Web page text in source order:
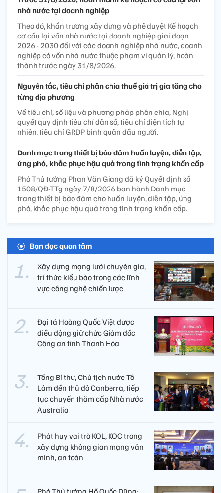
nhà nước tại doanh nghiệp
Theo đó, khẩn trương xây dựng và phê duyệt Kế hoạch
cơ cấu lại vốn nhà nước tại doanh nghiệp giai đoạn
2026 - 2030 đối với các doanh nghiệp nhà nước, doanh
nghiệp có vốn nhà nước thuộc phạm vi quản lý, hoàn
thành trước ngày 31/8/2026.
Nguyên tắc, tiêu chí phân chia thuế giá trị gia tăng cho
từng địa phương
Về tiêu chí, số liệu và phương pháp phân chia, Nghị
quyết quy định tiêu chí dân số, tiêu chí diện tích tự
nhiên, tiêu chí GRDP bình quân đầu người.
Danh mục trang thiết bị bảo đảm huấn luyện, diễn tập,
ứng phó, khắc phục hậu quả trong tình trạng khẩn cấp
Phó Thủ tướng Phan Văn Giang đã ký Quyết định số
1508/QĐ-TTg ngày 7/8/2026 ban hành Danh mục
trang thiết bị bảo đảm cho huấn luyện, diễn tập, ứng
phó, khắc phục hậu quả trong tình trạng khẩn cấp.
Bạn đọc quan tâm
Xây dựng mạng lưới chuyên gia,
trí thức kiều bào trong các lĩnh
vực công nghệ chiến lược
Đại tá Hoàng Quốc Việt được
điều động giữ chức Giám đốc
Công an tỉnh Thanh Hóa
Tổng Bí thư, Chủ tịch nước Tô
Lâm đến thủ đô Canberra, tiếp
tục chuyến thăm cấp Nhà nước
Australia
Phát huy vai trò KOL, KOC trong
xây dựng không gian mạng văn
minh, an toàn